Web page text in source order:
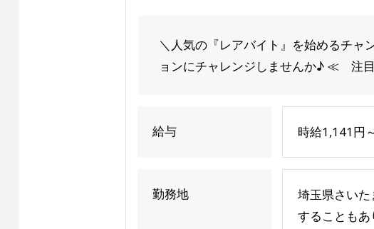
＼人気の『レアバイト』を始めるチャ
ョンにチャレンジしませんか♪ ≪ 注
給与 時給1,141円
勤務地
埼玉県さい
することもあ